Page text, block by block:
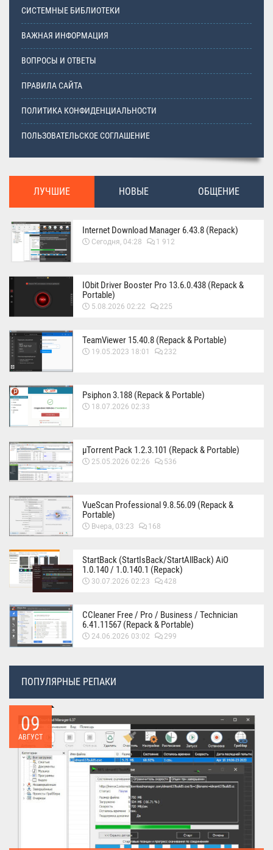
СИСТЕМНЫЕ БИБЛИОТЕКИ
ВАЖНАЯ ИНФОРМАЦИЯ
ВОПРОСЫ И ОТВЕТЫ
ПРАВИЛА САЙТА
ПОЛИТИКА КОНФИДЕНЦИАЛЬНОСТИ
ПОЛЬЗОВАТЕЛЬСКОЕ СОГЛАШЕНИЕ
ЛУЧШИЕ НОВЫЕ ОБЩЕНИЕ
Internet Download Manager 6.43.8 (Repack)
Сегодня, 04:28 1 912
IObit Driver Booster Pro 13.6.0.438 (Repack &
Portable)
5.08.2026 02:22 225
TeamViewer 15.40.8 (Repack & Portable)
19.05.2023 18:01 232
Psiphon 3.188 (Repack & Portable)
18.07.2026 02:33
µTorrent Pack 1.2.3.101 (Repack & Portable)
25.05.2026 02:26 536
VueScan Professional 9.8.56.09 (Repack &
Portable)
Вчера, 03:23 168
StartBack (StartIsBack/StartAllBack) AiO
1.0.140 / 1.0.140.1 (Repack)
30.07.2026 02:23 428
CCleaner Free / Pro / Business / Technician
6.41.11567 (Repack & Portable)
24.06.2026 03:02 299
ПОПУЛЯРНЫЕ РЕПАКИ
09
АВГУСТ